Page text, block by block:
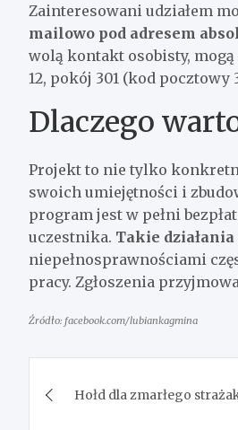
Zainteresowani udziałem
mailowo pod adresem
wolą kontakt osobisty,
12, pokój 301 (kod pocztowy
Dlaczego
Projekt to nie tylko
swoich umiejętności i
program jest w pełni
uczestnika. Takie
niepełnosprawnościami
pracy. Zgłoszenia
Źródło: facebook.com/lubiankagmina
wpisu
Hołd dla zmarłego